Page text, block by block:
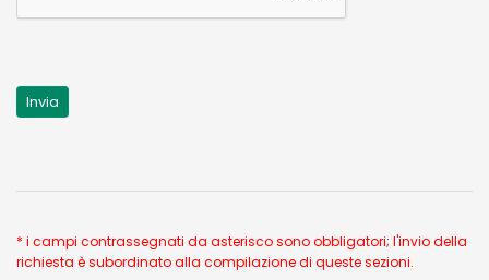
* i campi contrassegnati da asterisco sono obbligatori; l'invio della
richiesta è subordinato alla compilazione di queste sezioni.